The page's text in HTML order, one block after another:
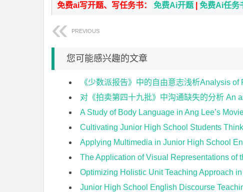
免费ai写开题、写任务书： 免费Ai开题 免费Ai任务
PREVIOUS
您可能感兴趣的文章
《少数派报告》中的自由意志浅析Analysis
对《拍卖第四十九批》中沟通缺失的分析 An
A Study of Body Language in Ang Lee’s Movie
Cultivating Junior High School Students
Applying Multimedia in Junior High School
The Application of Visual Representations of the
Optimizing Holistic Unit Teaching Approach in Junior
Junior High School English Discourse